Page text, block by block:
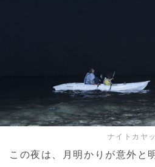
ナイトカヤ
この夜は、月明かりが意外と